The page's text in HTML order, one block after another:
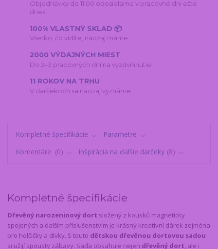
Objednávky do 11:00 odosielame v pracovné dni ešte
dnes
100% VLASTNÝ SKLAD 📦
Všetko, čo vidíte, naozaj máme
2000 VÝDAJNÝCH MIEST
Do 2–3 pracovných dní na vyzdvihnutie
11 ROKOV NA TRHU
V darčekoch sa naozaj vyznáme
Kompletné špecifikácie
Parametre
Komentáre
0 Inšpirácia na ďalšie darčeky 8
Kompletné špecifikácie
Dřevěný narozeninový dort složený z kousků magneticky
spojených a dalším příslušenstvím je krásný kreativní dárek zejména
pro holčičky a dívky. S touto dětskou dřevěnou dortovou sadou
si užijí spousty zábavy. Sada obsahuje nejen dřevěný dort, ale i